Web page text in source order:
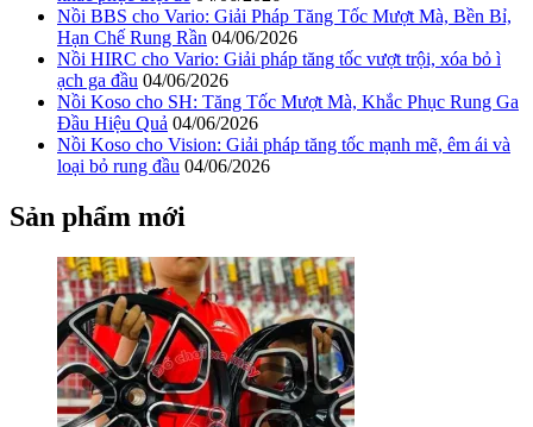
Nồi BBS cho Vario: Giải Pháp Tăng Tốc Mượt Mà, Bền Bỉ,
Hạn Chế Rung Rần 04/06/2026
Nồi HIRC cho Vario: Giải pháp tăng tốc vượt trội, xóa bỏ ì
ạch ga đầu 04/06/2026
Nồi Koso cho SH: Tăng Tốc Mượt Mà, Khắc Phục Rung Ga
Đầu Hiệu Quả 04/06/2026
Nồi Koso cho Vision: Giải pháp tăng tốc mạnh mẽ, êm ái và
loại bỏ rung đầu 04/06/2026
Sản phẩm mới